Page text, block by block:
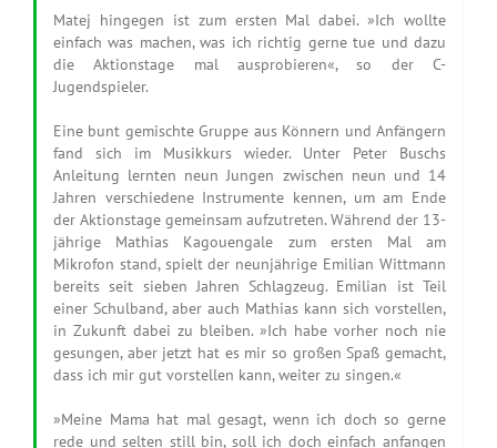
Matej hingegen ist zum ersten Mal dabei. »Ich wollte
einfach was machen, was ich richtig gerne tue und dazu
die Aktionstage mal ausprobieren«, so der C-
Jugendspieler.
Eine bunt gemischte Gruppe aus Könnern und Anfängern
fand sich im Musikkurs wieder. Unter Peter Buschs
Anleitung lernten neun Jungen zwischen neun und 14
Jahren verschiedene Instrumente kennen, um am Ende
der Aktionstage gemeinsam aufzutreten. Während der 13-
jährige Mathias Kagouengale zum ersten Mal am
Mikrofon stand, spielt der neunjährige Emilian Wittmann
bereits seit sieben Jahren Schlagzeug. Emilian ist Teil
einer Schulband, aber auch Mathias kann sich vorstellen,
in Zukunft dabei zu bleiben. »Ich habe vorher noch nie
gesungen, aber jetzt hat es mir so großen Spaß gemacht,
dass ich mir gut vorstellen kann, weiter zu singen.«
»Meine Mama hat mal gesagt, wenn ich doch so gerne
rede und selten still bin, soll ich doch einfach anfangen